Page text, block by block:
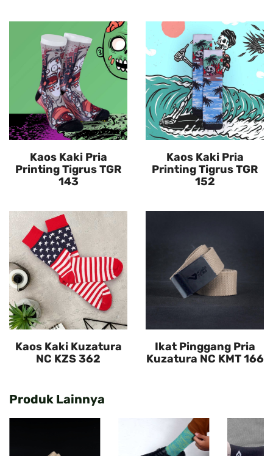
Kaos Kaki Pria
Printing Tigrus TGR
143
Kaos Kaki Pria
Printing Tigrus TGR
152
Kaos Kaki Kuzatura
NC KZS 362
Ikat Pinggang Pria
Kuzatura NC KMT 166
Produk Lainnya